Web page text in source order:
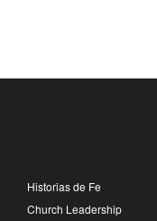
Historias de Fe
Church Leadership